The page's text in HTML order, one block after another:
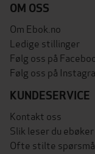
OM OSS
Om Ebok.no
Ledige stillinger
Følg oss på
Følg oss på
KUNDESERVICE
Kontakt oss
Slik leser du
Ofte stilte